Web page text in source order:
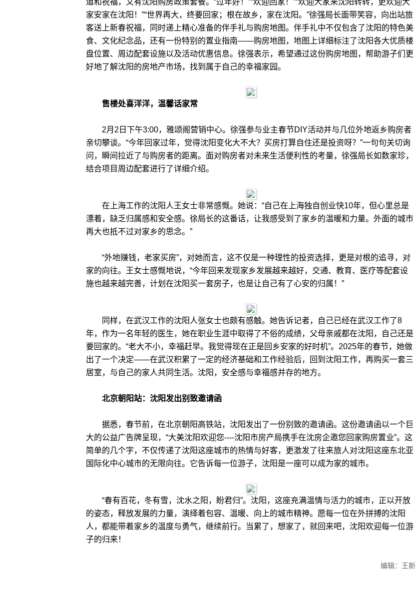
道和祝福，又有沈阳购房政策套餐。“过年好！”“欢迎回家！”“欢迎大家来沈阳转转，更欢迎大
家安家在沈阳！”“世界再大，终要回家；根在故乡，家在沈阳。”徐强局长面带笑容，向出站旅
客送上新春祝福，同时递上精心准备的伴手礼与购房地图。伴手礼中不仅包含了沈阳的特色美
食、文化纪念品，还有一份特别的置业指南——购房地图，地图上详细标注了沈阳各大优质楼
盘位置、周边配套设施以及活动优惠信息。徐强表示，希望通过这份购房地图，帮助游子们更
好地了解沈阳的房地产市场，找到属于自己的幸福家园。
售楼处喜洋洋，温馨话家常
2月2日下午3:00，雅颂阁营销中心。徐强参与业主春节DIY活动并与几位外地返乡购房者
亲切攀谈。“今年回家过年，觉得沈阳变化大不大？买房打算自住还是投资呀？”一句句关切询
问，瞬间拉近了与购房者的距离。面对购房者对未来生活便利性的考量，徐强局长如数家珍，
结合项目周边配套进行了详细介绍。
在上海工作的沈阳人王女士非常感慨。她说：“自己在上海独自创业快10年，但心里总是
漂着，缺乏归属感和安全感。徐局长的这番话，让我感受到了家乡的温暖和力量。外面的城市
再大也抵不过对家乡的思念。”
“外地赚钱，老家买房”，对她而言，这不仅是一种理性的投资选择，更是对根的追寻，对
家的向往。王女士感慨地说，“今年回来发现家乡发展越来越好，交通、教育、医疗等配套设
施也越来越完善，计划在沈阳买一套房子，也是让自己有了心安的归属！”
同样，在武汉工作的沈阳人张女士也颇有感触。她告诉记者，自己已经在武汉工作了8
年，作为一名年轻的医生，她在职业生涯中取得了不俗的成绩，父母亲戚都在沈阳，自己还是
要回家的。“老大不小，幸福赶早。我觉得现在正是回乡安家的好时机”。2025年的春节，她做
出了一个决定——在武汉积累了一定的经济基础和工作经验后，回到沈阳工作，再购买一套三
居室，与自己的家人共同生活。沈阳，安全感与幸福感并存的地方。
北京朝阳站：沈阳发出别致邀请函
据悉，春节前，在北京朝阳高铁站，沈阳发出了一份别致的邀请函。这份邀请函以一个巨
大的公益广告牌呈现，“大美沈阳欢迎您----沈阳市房产局携手在沈房企邀您回家购房置业”。这
简单的几个字，不仅传递了沈阳这座城市的热情与好客，更激发了往来旅人对沈阳这座东北亚
国际化中心城市的无限向往。它告诉每一位游子，沈阳是一座可以成为家的城市。
“春有百花，冬有雪，沈水之阳，盼君归”。沈阳，这座充满温情与活力的城市，正以开放
的姿态，释放发展的力量，演绎着包容、温暖、向上的城市精神。愿每一位在外拼搏的沈阳
人，都能带着家乡的温度与勇气，继续前行。当累了，想家了，就回来吧，沈阳欢迎每一位游
子的归来！
编辑：王新